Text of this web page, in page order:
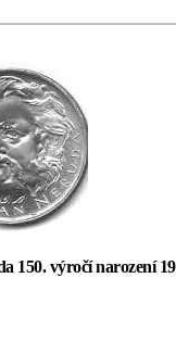
150. výročí narození